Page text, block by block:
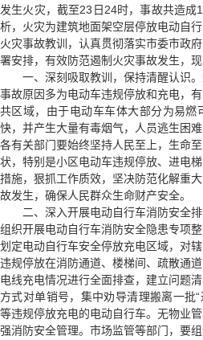
发生火灾，截至23日24时，事故共造
析，火灾为建筑地面架空层停放电动自
火灾事故教训，认真贯彻落实市委市政
署安排，有效防范遏制火灾事故发生，现
一、深刻吸取教训，保持清醒认识
事故原因多为电动车违规停放和充电，
共区域，由于电动车车体大部分为易燃
快，并产生大量有毒烟气，人员逃生困
各有关部门要始终坚持人民至上，生命
状，特别是小区电动车违规停放、进电
措施，狠抓工作质效，坚决防范化解重
故发生，确保人民群众生命财产安全。
二、深入开展电动自行车消防安全
组织开展电动自行车消防安全隐患专项
划定电动自行车安全停放充电区域，对
违规停放在消防通道、楼梯间、疏散通
电线充电情况进行全面排查，建立问题
方式对单销号，集中劝导清理搬离一批“
等违规停放充电的电动自行车。无物业
强消防安全管理。市场监管等部门，要